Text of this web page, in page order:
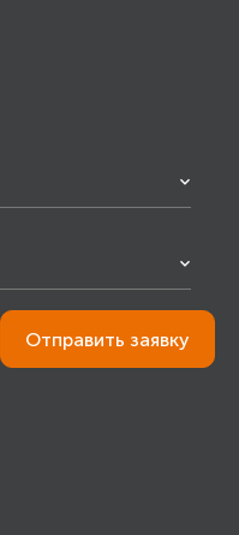
Отправить заявку